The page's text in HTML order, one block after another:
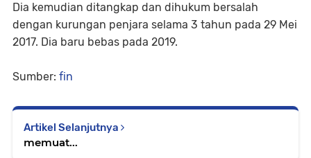
Dia kemudian ditangkap dan dihukum bersalah
dengan kurungan penjara selama 3 tahun pada 29 Mei
2017. Dia baru bebas pada 2019.
Sumber: fin
Artikel Selanjutnya
memuat...